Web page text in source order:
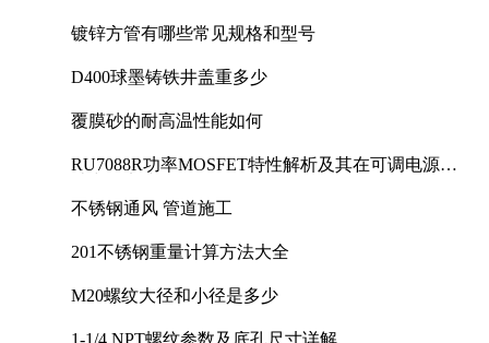
镀锌方管有哪些常见规格和型号
D400球墨铸铁井盖重多少
覆膜砂的耐高温性能如何
RU7088R功率MOSFET特性解析及其在可调电源设
不锈钢通风 管道施工
201不锈钢重量计算方法大全
M20螺纹大径和小径是多少
1-1/4 NPT螺纹参数及底孔尺寸详解